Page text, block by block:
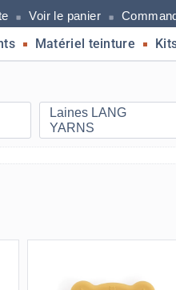
Voir le panier
Matériel teinture
Laines LANG
YARNS